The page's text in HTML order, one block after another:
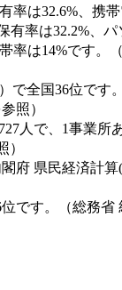
率は32.6%、携
有率は32.2%、
率は14%です。
で全国36位です
照）
人で、1事業所
）
府 県民経済計
です。（総務省